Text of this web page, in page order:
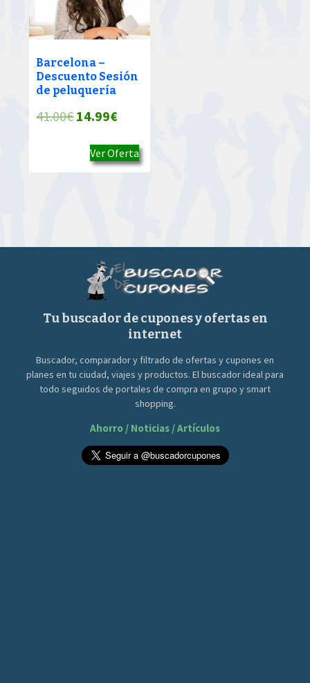
Barcelona –
Descuento Sesión
de peluquería
41.00€El
original
era:
14.99€El
actual
es:
Ver Oferta
Tu buscador de cupones y ofertas en
internet
Buscador, comparador y filtrado de ofertas y cupones en
planes en tu ciudad, viajes y productos. El buscador ideal para
todo seguidos de portales de compra en grupo y smart
shopping.
Ahorro / Noticias / Artículos